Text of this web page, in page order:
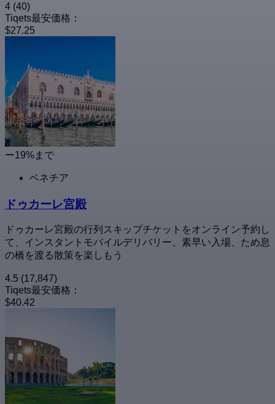
4 (40)
Tiqets最安価格：
$27.25
ー19%まで
ベネチア
ドゥカーレ宮殿
ドゥカーレ宮殿の行列スキップチケットをオンライン予約し
て、インスタントモバイルデリバリー、素早い入場、ため息
の橋を渡る散策を楽しもう
4.5 (17,847)
Tiqets最安価格：
$40.42